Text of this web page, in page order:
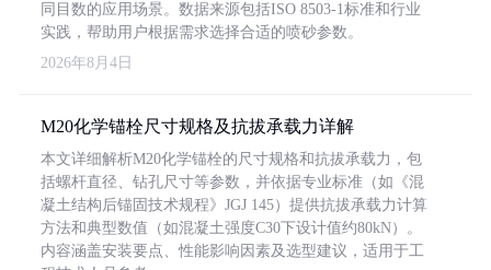
同目数的应用场景。数据来源包括ISO 8503-1标准和行业
实践，帮助用户根据需求选择合适的喷砂参数。
2026年8月4日
M20化学锚栓尺寸规格及抗拔承载力详解
本文详细解析M20化学锚栓的尺寸规格和抗拔承载力，包
括螺杆直径、钻孔尺寸等参数，并依据专业标准（如《混
凝土结构后锚固技术规程》JGJ 145）提供抗拔承载力计算
方法和典型数值（如混凝土强度C30下设计值约80kN）。
内容涵盖安装要点、性能影响因素及选型建议，适用于工